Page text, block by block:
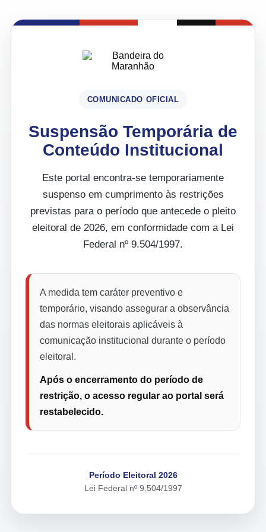
COMUNICADO OFICIAL
Suspensão Temporária de
Conteúdo Institucional
Este portal encontra-se temporariamente
suspenso em cumprimento às restrições
previstas para o período que antecede o pleito
eleitoral de 2026, em conformidade com a Lei
Federal nº 9.504/1997.
A medida tem caráter preventivo e
temporário, visando assegurar a observância
das normas eleitorais aplicáveis à
comunicação institucional durante o período
eleitoral.
Após o encerramento do período de
restrição, o acesso regular ao portal será
restabelecido.
Período Eleitoral 2026
Lei Federal nº 9.504/1997